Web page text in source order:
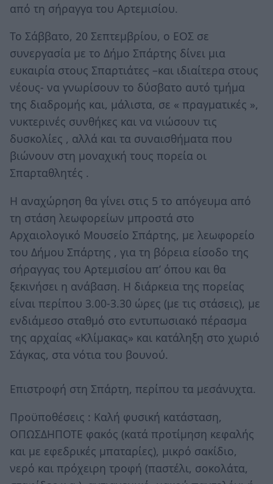
από τη σήραγγα του Αρτεμισίου.
Το Σάββατο, 20 Σεπτεμβρίου, ο ΕΟΣ σε
συνεργασία με το Δήμο Σπάρτης δίνει μια
ευκαιρία στους Σπαρτιάτες –και ιδιαίτερα στους
νέους- να γνωρίσουν το δύσβατο αυτό τμήμα
της διαδρομής και, μάλιστα, σε « πραγματικές »,
νυκτερινές συνθήκες και να νιώσουν τις
δυσκολίες , αλλά και τα συναισθήματα που
βιώνουν στη μοναχική τους πορεία οι
Σπαρταθλητές .
Η αναχώρηση θα γίνει στις 5 το απόγευμα από
τη στάση λεωφορείων μπροστά στο
Αρχαιολογικό Μουσείο Σπάρτης, με λεωφορείο
του Δήμου Σπάρτης , για τη βόρεια είσοδο της
σήραγγας του Αρτεμισίου απ’ όπου και θα
ξεκινήσει η ανάβαση. Η διάρκεια της πορείας
είναι περίπου 3.00-3.30 ώρες (με τις στάσεις), με
ενδιάμεσο σταθμό στο εντυπωσιακό πέρασμα
της αρχαίας «Κλίμακας» και κατάληξη στο χωριό
Σάγκας, στα νότια του βουνού.
Επιστροφή στη Σπάρτη, περίπου τα μεσάνυχτα.
Προϋποθέσεις : Καλή φυσική κατάσταση,
ΟΠΩΣΔΗΠΟΤΕ φακός (κατά προτίμηση κεφαλής
και με εφεδρικές μπαταρίες), μικρό σακίδιο,
νερό και πρόχειρη τροφή (παστέλι, σοκολάτα,